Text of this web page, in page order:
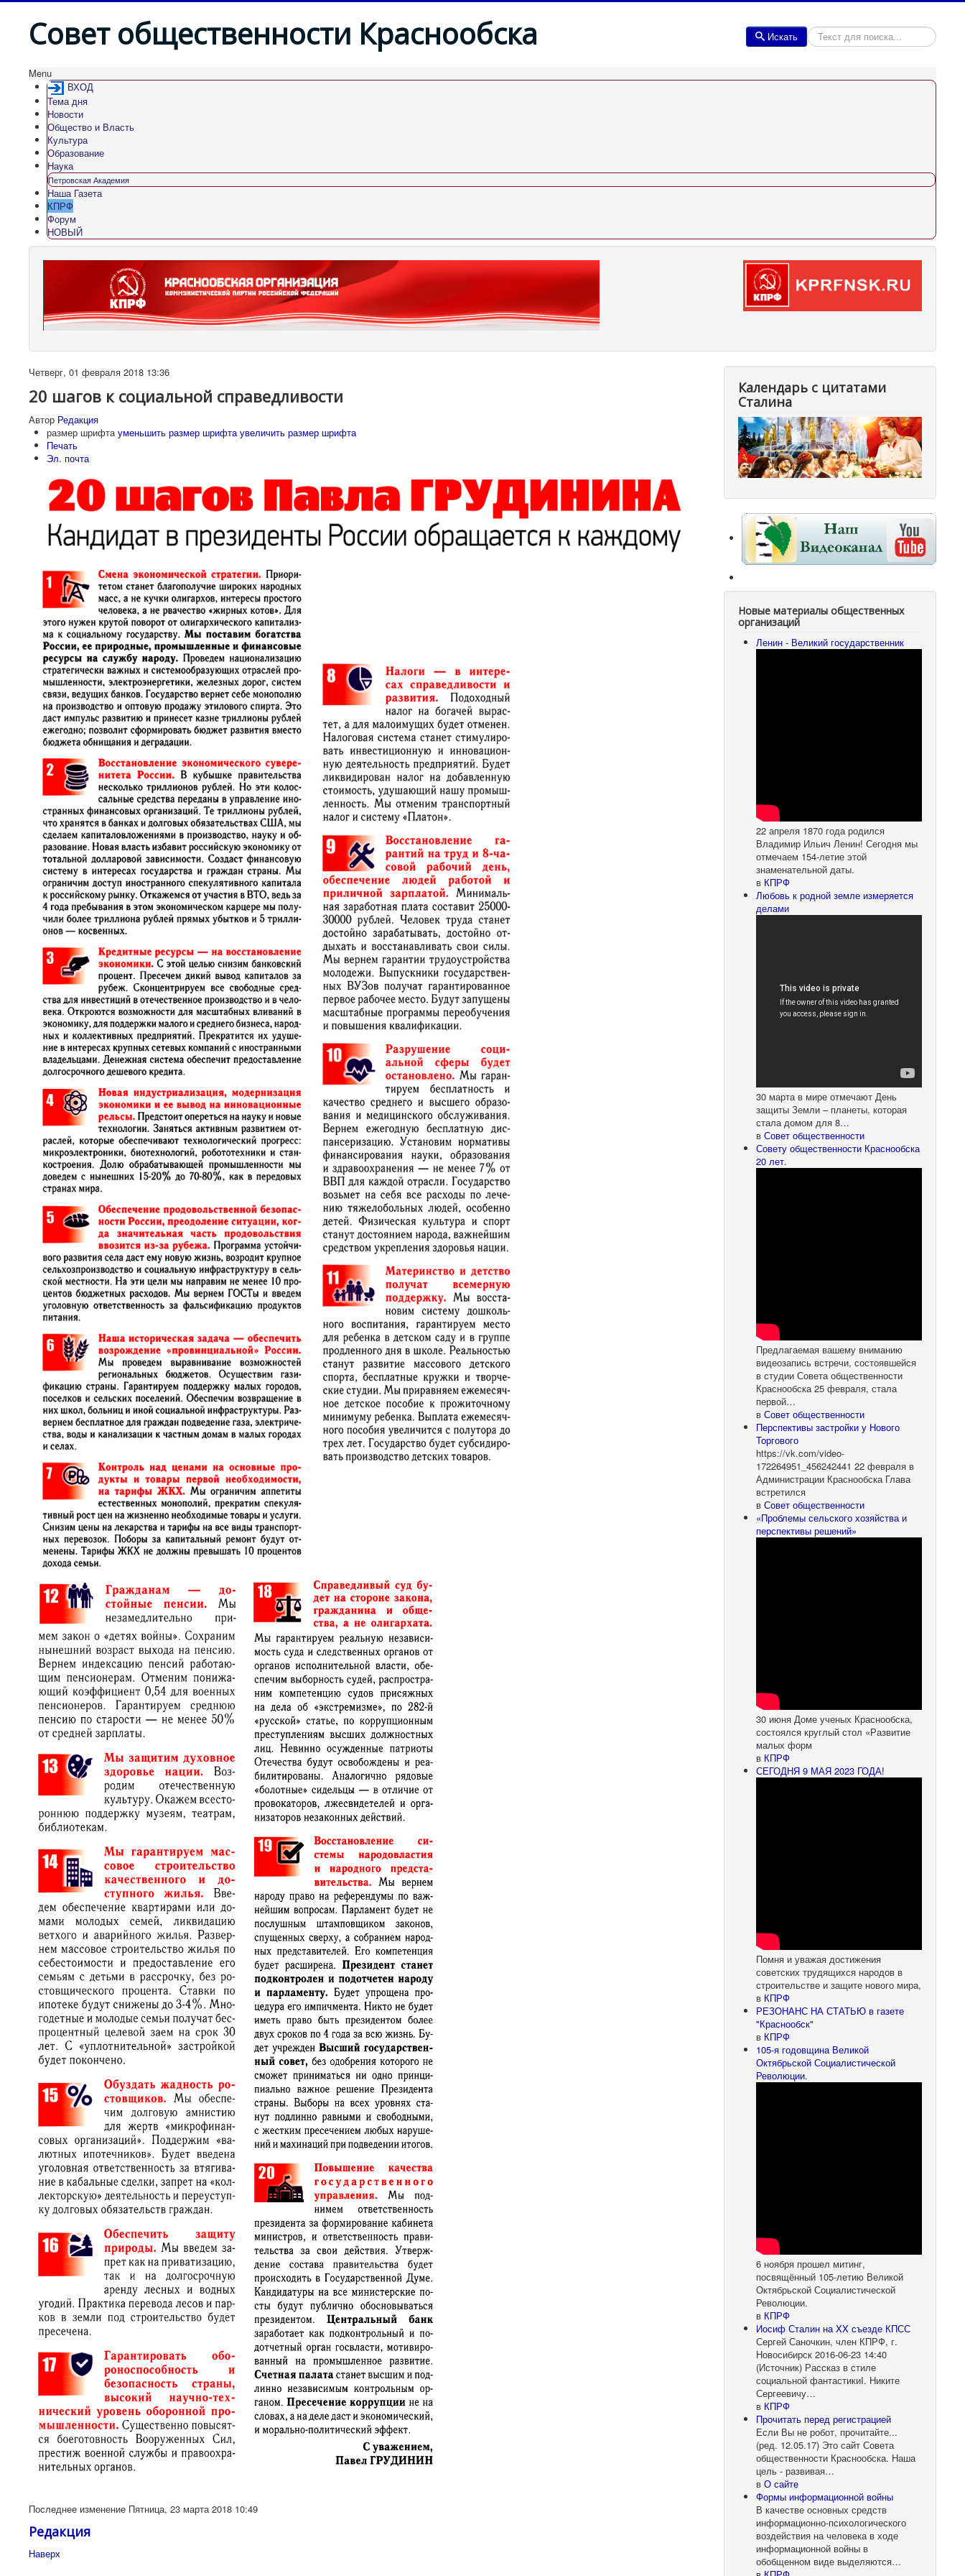
Совет общественности Краснообска Искать Искать
Menu
ВХОД
Тема дня
Новости
Общество и Власть
Культура
Образование
Наука
Петровская Академия
Наша Газета
КПРФ
Форум
НОВЫЙ
Четверг, 01 февраля 2018 13:36
20 шагов к социальной справедливости
Автор Редакция
размер шрифта уменьшить размер шрифта увеличить размер шрифта
Печать
Эл. почта
Последнее изменение Пятница, 23 марта 2018 10:49
Редакция
Наверх
Календарь с цитатами
Сталина
Новые материалы общественных
организаций
Ленин - Великий государственник
22 апреля 1870 года родился
Владимир Ильич Ленин! Сегодня мы
отмечаем 154-летие этой
знаменательной даты.
в КПРФ
Любовь к родной земле измеряется
делами
30 марта в мире отмечают День
защиты Земли – планеты, которая
стала домом для 8…
вСовет общественности
Совету общественности Краснообска
20 лет.
Предлагаемая вашему вниманию
видеозапись встречи, состоявшейся
в студии Совета общественности
Краснообска 25 февраля, стала
первой…
вСовет общественности
Перспективы застройки у Нового
Торгового
https://vk.com/video-
172264951_456242441 22 февраля в
Администрации Краснообска Глава
встретился
вСовет общественности
«Проблемы сельского хозяйства и
перспективы решений»
30 июня Доме ученых Краснообска,
состоялся круглый стол «Развитие
малых форм
в КПРФ
СЕГОДНЯ 9 МАЯ 2023 ГОДА!
Помня и уважая достижения
советских трудящихся народов в
строительстве и защите нового мира,
в КПРФ
РЕЗОНАНС НА СТАТЬЮ в газете
"Краснообск"
в КПРФ
105-я годовщина Великой
Октябрьской Социалистической
Революции.
6 ноября прошел митинг,
посвящённый 105-летию Великой
Октябрьской Социалистической
Революции.
в КПРФ
Иосиф Сталин на XX съезде КПСС
Сергей Саночкин, член КПРФ, г.
Новосибирск 2016-06-23 14:40
(Источник) Рассказ в стиле
социальной фантастикиI. Никите
Сергеевичу…
в КПРФ
Прочитать перед регистрацией
Если Вы не робот, прочитайте...
(ред. 12.05.17) Это сайт Совета
общественности Краснообска. Наша
цель - развивая…
вО сайте
Формы информационной войны
В качестве основных средств
информационно-психологического
воздействия на человека в ходе
информационной войны в
обобщенном виде выделяются…